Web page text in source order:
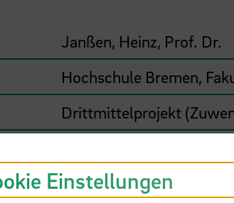
Janßen, Heinz, Prof. Dr.
Hochschule Bremen,
Drittmittelprojekt
315.554,00 €
Einstellungen